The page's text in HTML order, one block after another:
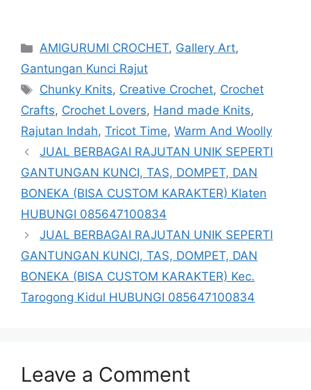
Categories
AMIGURUMI CROCHET, Gallery Art,
Gantungan Kunci Rajut
Tags
Chunky Knits, Creative Crochet, Crochet
Crafts, Crochet Lovers, Hand made Knits,
Rajutan Indah, Tricot Time, Warm And Woolly
JUAL BERBAGAI RAJUTAN UNIK SEPERTI
GANTUNGAN KUNCI, TAS, DOMPET, DAN
BONEKA (BISA CUSTOM KARAKTER) Klaten
HUBUNGI 085647100834
JUAL BERBAGAI RAJUTAN UNIK SEPERTI
GANTUNGAN KUNCI, TAS, DOMPET, DAN
BONEKA (BISA CUSTOM KARAKTER) Kec.
Tarogong Kidul HUBUNGI 085647100834
Leave a Comment